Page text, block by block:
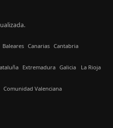
Baleares Canarias Cantabria
Extremadura Galicia La Rioja
Comunidad Valenciana